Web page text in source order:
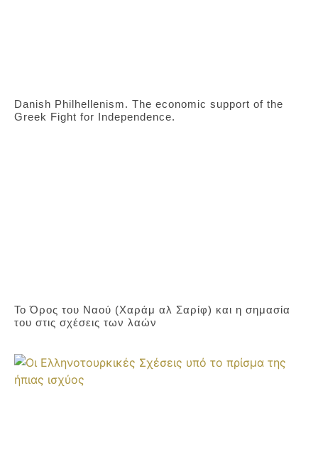
Danish Philhellenism. The economic support of the
Greek Fight for Independence.
Το Όρος του Ναού (Χαράμ αλ Σαρίφ) και η σημασία
του στις σχέσεις των λαών